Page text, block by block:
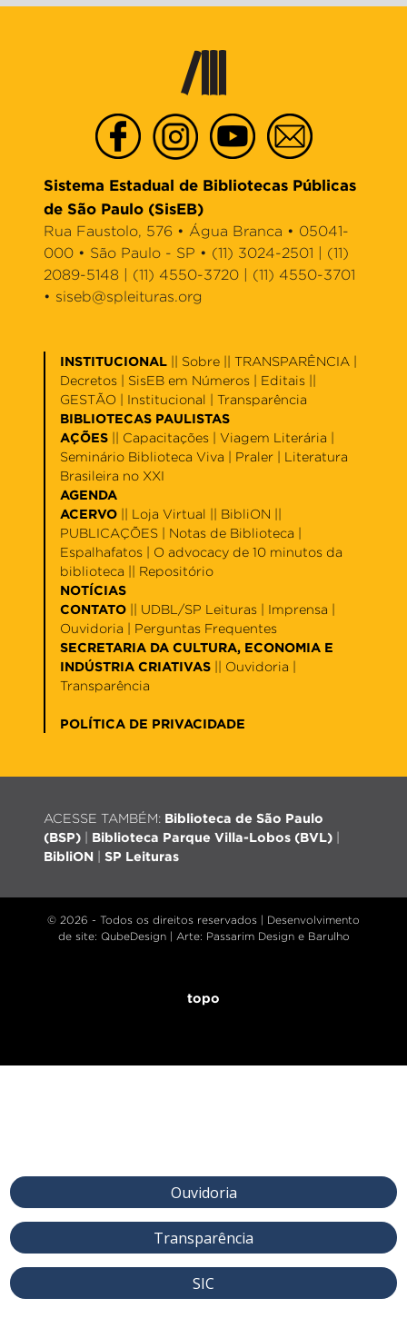
Sistema Estadual de Bibliotecas Públicas
de São Paulo (SisEB)
Rua Faustolo, 576 • Água Branca • 05041-
000 • São Paulo - SP • (11) 3024-2501 | (11)
2089-5148 | (11) 4550-3720 | (11) 4550-3701
• siseb@spleituras.org
INSTITUCIONAL Sobre || TRANSPARÊNCIA |
Decretos
SisEB em Números Editais
GESTÃO | Institucional
Transparência
BIBLIOTECAS PAULISTAS
AÇÕES
Capacitações Viagem Literária
Seminário Biblioteca Viva
Praler
Literatura
Brasileira no XXI
AGENDA
ACERVO
Loja Virtual BibliON
PUBLICAÇÕES | Notas de Biblioteca
Espalhafatos
O advocacy de 10 minutos da
biblioteca
Repositório
NOTÍCIAS
CONTATO
UDBL/SP Leituras Imprensa
Ouvidoria
Perguntas Frequentes
SECRETARIA DA CULTURA, ECONOMIA E
INDÚSTRIA CRIATIVAS
Ouvidoria
Transparência
POLÍTICA DE PRIVACIDADE
ACESSE TAMBÉM: Biblioteca de São Paulo
(BSP)
Biblioteca Parque Villa-Lobos (BVL)
BibliON
SP Leituras
© 2026 - Todos os direitos reservados | Desenvolvimento
de site: QubeDesign | Arte: Passarim Design e Barulho
topo
Ouvidoria
Transparência
SIC